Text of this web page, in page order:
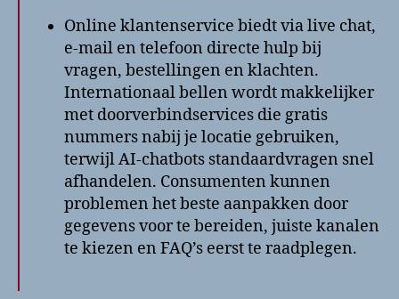
Online klantenservice biedt via live chat,
e-mail en telefoon directe hulp bij
vragen, bestellingen en klachten.
Internationaal bellen wordt makkelijker
met doorverbindservices die gratis
nummers nabij je locatie gebruiken,
terwijl AI-chatbots standaardvragen snel
afhandelen. Consumenten kunnen
problemen het beste aanpakken door
gegevens voor te bereiden, juiste kanalen
te kiezen en FAQ’s eerst te raadplegen.